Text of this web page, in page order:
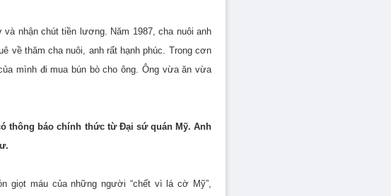
nhận chút tiền lương. Năm 1987, cha nuôi anh
về thăm cha nuôi, anh rất hạnh phúc. Trong cơn
mình đi mua bún bò cho ông. Ông vừa ăn vừa
thông báo chính thức từ Đại sứ quán Mỹ. Anh
giọt máu của những người “chết vì lá cờ Mỹ”,